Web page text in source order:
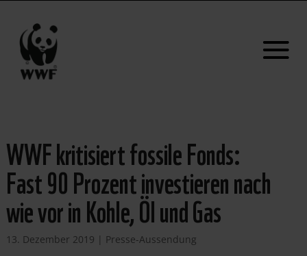
WWF kritisiert fossile Fonds:
Fast 90 Prozent investieren nach
wie vor in Kohle, Öl und Gas
13. Dezember 2019 | Presse-Aussendung